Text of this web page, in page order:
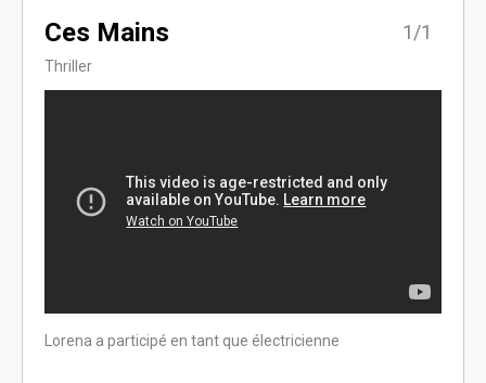
Ces Mains
Thriller
1/1
Lorena a participé en tant que électricienne